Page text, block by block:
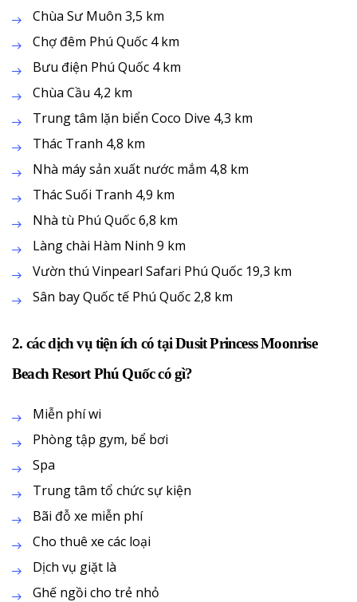
Chùa Sư Muôn 3,5 km
Chợ đêm Phú Quốc 4 km
Bưu điện Phú Quốc 4 km
Chùa Cầu 4,2 km
Trung tâm lặn biển Coco Dive 4,3 km
Thác Tranh 4,8 km
Nhà máy sản xuất nước mắm 4,8 km
Thác Suối Tranh 4,9 km
Nhà tù Phú Quốc 6,8 km
Làng chài Hàm Ninh 9 km
Vườn thú Vinpearl Safari Phú Quốc 19,3 km
Sân bay Quốc tế Phú Quốc 2,8 km
2. các dịch vụ tiện ích có tại Dusit Princess Moonrise
Beach Resort Phú Quốc có gì?
Miễn phí wifi
Phòng tập gym, bể bơi
Spa
Trung tâm tổ chức sự kiện
Bãi đỗ xe miễn phí
Cho thuê xe các loại
Dịch vụ giặt là
Ghế ngồi cho trẻ nhỏ